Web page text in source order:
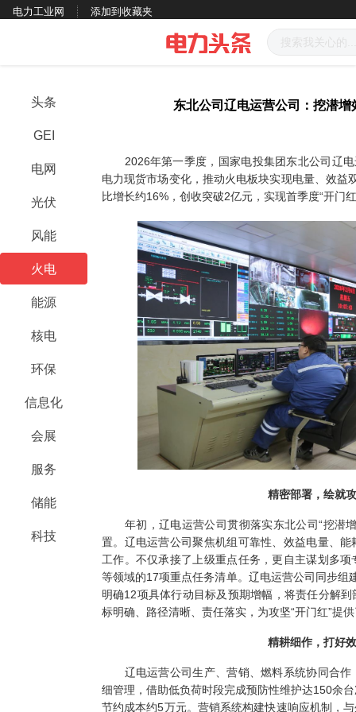
电力工业网 添加到收藏夹
头条
GEI
电网
光伏
风能
火电
能源
核电
环保
信息化
会展
服务
储能
科技
东北公司辽电运营公司：挖潜
2026年第一季度，国家电投集团东北公司辽电
电力现货市场变化，推动火电板块实现电量、效
比增长约16%，创收突破2亿元，实现首季度“开门
精密部署，绘就
年初，辽电运营公司贯彻落实东北公司“挖潜
置。辽电运营公司聚焦机组可靠性、效益电量、
工作。不仅承接了上级重点任务，更自主谋划多
等领域的17项重点任务清单。辽电运营公司同步
明确12项具体行动目标及预期增幅，将责任分解
标明确、路径清晰、责任落实，为攻坚“开门红”提
精耕细作，打好
辽电运营公司生产、营销、燃料系统协同合作
细管理，借助低负荷时段完成预防性维护达150余
节约成本约5万元。营销系统构建快速响应机制，